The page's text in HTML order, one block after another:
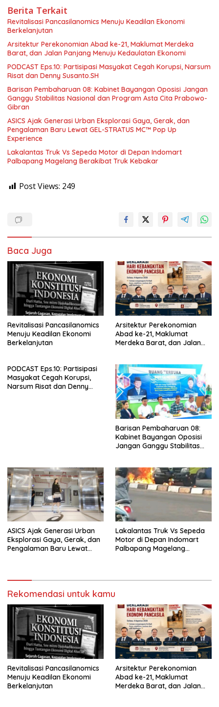
Berita Terkait
Revitalisasi Pancasilanomics Menuju Keadilan Ekonomi
Berkelanjutan
Arsitektur Perekonomian Abad ke-21, Maklumat Merdeka
Barat, dan Jalan Panjang Menuju Kedaulatan Ekonomi
PODCAST Eps.10: Partisipasi Masyakat Cegah Korupsi, Narsum
Risat dan Denny Susanto.SH
Barisan Pembaharuan 08: Kabinet Bayangan Oposisi Jangan
Ganggu Stabilitas Nasional dan Program Asta Cita Prabowo-
Gibran
ASICS Ajak Generasi Urban Eksplorasi Gaya, Gerak, dan
Pengalaman Baru Lewat GEL-STRATUS MC™ Pop Up
Experience
Lakalantas Truk Vs Sepeda Motor di Depan Indomart
Palbapang Magelang Berakibat Truk Kebakar
Post Views: 249
Baca Juga
Revitalisasi Pancasilanomics
Menuju Keadilan Ekonomi
Berkelanjutan
Arsitektur Perekonomian
Abad ke-21, Maklumat
Merdeka Barat, dan Jalan
PODCAST Eps.10: Partisipasi
Masyakat Cegah Korupsi,
Narsum Risat dan Denny
Barisan Pembaharuan 08:
Kabinet Bayangan Oposisi
Jangan Ganggu Stabilitas
ASICS Ajak Generasi Urban
Eksplorasi Gaya, Gerak, dan
Pengalaman Baru Lewat
Lakalantas Truk Vs Sepeda
Motor di Depan Indomart
Palbapang Magelang
Rekomendasi untuk kamu
Revitalisasi Pancasilanomics
Menuju Keadilan Ekonomi
Berkelanjutan
Arsitektur Perekonomian
Abad ke-21, Maklumat
Merdeka Barat, dan Jalan